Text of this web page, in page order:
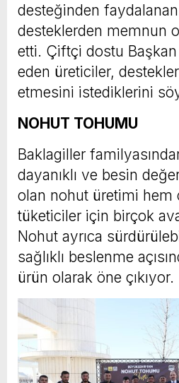
desteğinden
desteklerden memnun
etti. Çiftçi dostu Başkan
eden üreticiler,
etmesini istediklerini
NOHUT TOHUMU
Baklagiller
dayanıklı ve besin
olan nohut üretimi hem
tüketiciler için birçok
Nohut ayrıca
sağlıklı beslenme
ürün olarak öne çıkıyor.